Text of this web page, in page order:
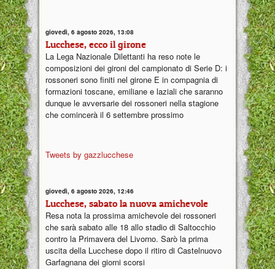
giovedì, 6 agosto 2026, 13:08
Lucchese, ecco il girone
La Lega Nazionale Dilettanti ha reso note le
composizioni dei gironi del campionato di Serie D: i
rossoneri sono finiti nel girone E in compagnia di
formazioni toscane, emiliane e laziali che saranno
dunque le avversarie dei rossoneri nella stagione
che comincerà il 6 settembre prossimo
Tweets by gazzlucchese
giovedì, 6 agosto 2026, 12:46
Lucchese, sabato la nuova amichevole
Resa nota la prossima amichevole dei rossoneri
che sarà sabato alle 18 allo stadio di Saltocchio
contro la Primavera del Livorno. Sarò la prima
uscita della Lucchese dopo il ritiro di Castelnuovo
Garfagnana dei giorni scorsi